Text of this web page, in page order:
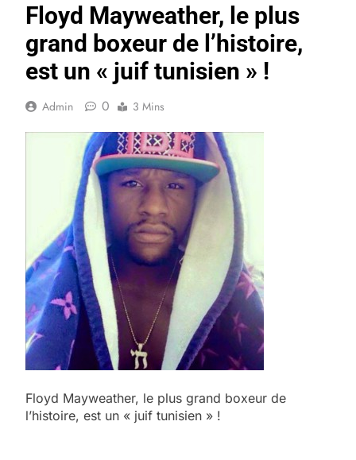
Floyd Mayweather, le plus
grand boxeur de l’histoire,
est un « juif tunisien » !
Admin 0 3 Mins
Floyd Mayweather, le plus grand boxeur de
l’histoire, est un « juif tunisien » !